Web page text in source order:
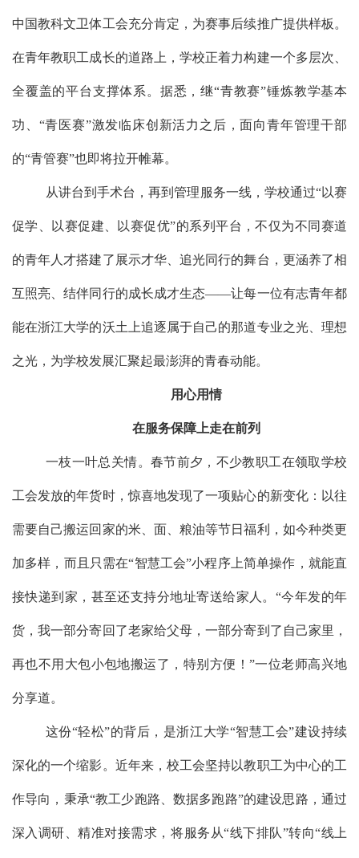
中国教科文卫体工会充分肯定，为赛事后续推广提供样板。
在青年教职工 成长的道路上，学校正着力构建一个多层次、
全覆盖的平台支撑体系。 据悉 ，继“青教赛”锤炼教学基本
功、“青医赛”激发临床创新活力之后，面向青年管理干部
的“青管赛”也即将拉开帷幕。
从讲台到手术台，再到管理服务一线，学校通过“以赛
促学、以赛促建、以赛促优”的系列平台，不仅为不同赛道
的青年人才搭建了展示才华、追光同行的舞台，更涵养了相
互照亮、结伴同行的成长成才生态——让每一位有志青年都
能在浙江大学的沃土上追逐属于自己的那道专业之光、理想
之光，为学校发展汇聚起最澎湃的青春动能。
用心用情
在服务保障上走在前列
一枝一叶总关情。春节前夕，不少教职工在领取学校
工会发放的年货时，惊喜地发现了一项贴心的新变化：以往
需要自己搬运回家的米、面、粮油等节日福利，如今种类更
加多样，而且只需在“智慧工会”小程序上简单操作，就能直
接快递到家，甚至还支持分地址寄送给家人。“今年发的年
货，我一部分寄回了老家给父母，一部分寄到了自己家里，
再也不用大包小包地搬运了，特别方便！”一位老师高兴地
分享道。
这份“轻松”的背后，是浙江大学“智慧工会”建设持续
深化的一个缩影。近年来，校工会坚持以教职工为中心的工
作导向，秉承“教工少跑路、数据多跑路”的建设思路，通过
深入调研、精准对接需求，将服务从“线下排队”转向“线上